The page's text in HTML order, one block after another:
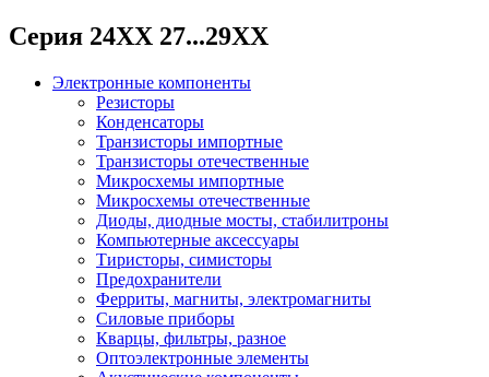
Серия 24ХХ 27...29ХХ
Электронные компоненты
Резисторы
Конденсаторы
Транзисторы импортные
Транзисторы отечественные
Микросхемы импортные
Микросхемы отечественные
Диоды, диодные мосты, стабилитроны
Компьютерные аксессуары
Тиристоры, симисторы
Предохранители
Ферриты, магниты, электромагниты
Силовые приборы
Кварцы, фильтры, разное
Оптоэлектронные элементы